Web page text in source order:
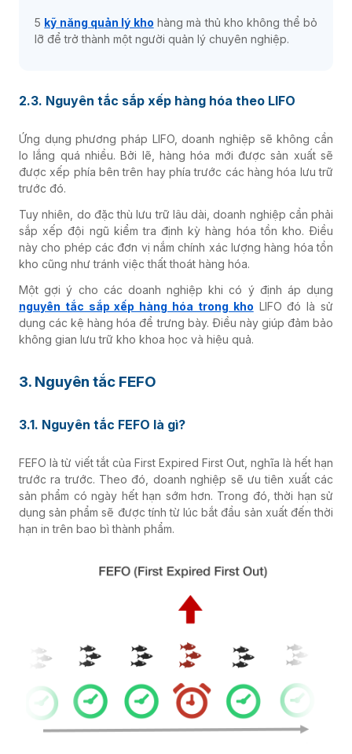
5 kỹ năng quản lý kho hàng mà thủ kho không thể bỏ
lỡ để trở thành một người quản lý chuyên nghiệp.
2.3. Nguyên tắc sắp xếp hàng hóa theo LIFO
Ứng dụng phương pháp LIFO, doanh nghiệp sẽ không cần
lo lắng quá nhiều. Bởi lẽ, hàng hóa mới được sản xuất sẽ
được xếp phía bên trên hay phía trước các hàng hóa lưu trữ
trước đó.
Tuy nhiên, do đặc thù lưu trữ lâu dài, doanh nghiệp cần phải
sắp xếp đội ngũ kiểm tra định kỳ hàng hóa tồn kho. Điều
này cho phép các đơn vị nắm chính xác lượng hàng hóa tồn
kho cũng như tránh việc thất thoát hàng hóa.
Một gợi ý cho các doanh nghiệp khi có ý định áp dụng
nguyên tắc sắp xếp hàng hóa trong kho LIFO đó là sử
dụng các kệ hàng hóa để trưng bày. Điều này giúp đảm bảo
không gian lưu trữ kho khoa học và hiệu quả.
3. Nguyên tắc FEFO
3.1. Nguyên tắc FEFO là gì?
FEFO là từ viết tắt của First Expired First Out, nghĩa là hết hạn
trước ra trước. Theo đó, doanh nghiệp sẽ ưu tiên xuất các
sản phẩm có ngày hết hạn sớm hơn. Trong đó, thời hạn sử
dụng sản phẩm sẽ được tính từ lúc bắt đầu sản xuất đến thời
hạn in trên bao bì thành phẩm.